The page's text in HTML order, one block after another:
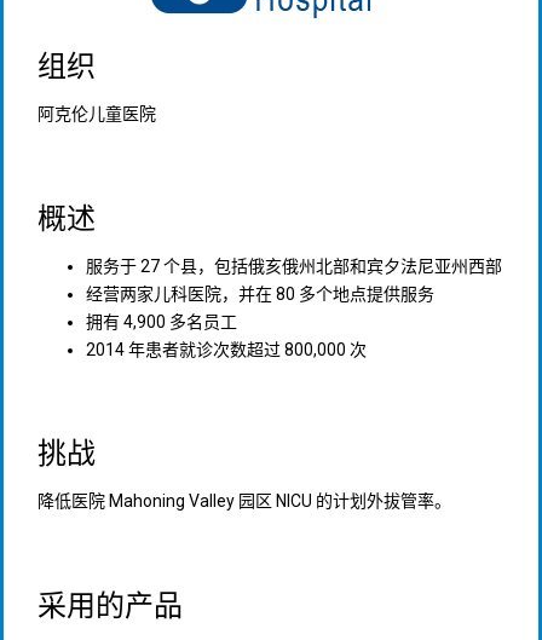
组织
阿克伦儿童医院
概述
服务于 27 个县，包括俄亥俄州北部和宾夕法尼亚州西部
经营两家儿科医院，并在 80 多个地点提供服务
拥有 4,900 多名员工
2014 年患者就诊次数超过 800,000 次
挑战
降低医院 Mahoning Valley 园区 NICU 的计划外拔管率。
采用的产品